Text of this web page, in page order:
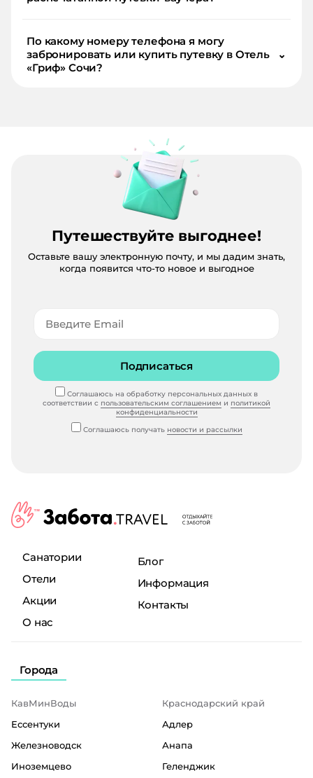
По какому номеру телефона я могу
забронировать или купить путевку в Отель
«Гриф» Сочи?
⌄
Путешествуйте выгоднее!
Оставьте вашу электронную почту, и мы дадим знать,
когда появится что-то новое и выгодное
Подписаться
Соглашаюсь на обработку персональных данных в
соответствии с пользовательским соглашением и политикой
конфиденциальности
Соглашаюсь получать новости и рассылки
Санатории
Отели
Акции
О нас
Блог
Информация
Контакты
Города
КавМинВоды
Ессентуки
Железноводск
Иноземцево
Краснодарский край
Адлер
Анапа
Геленджик